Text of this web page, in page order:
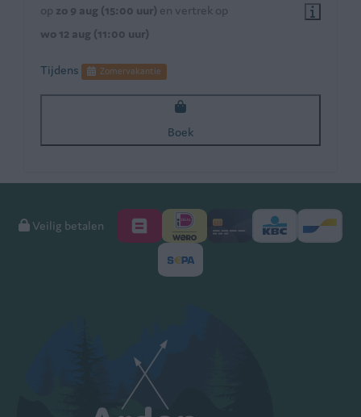
op zo 9 aug (15:00 uur) en vertrek op
wo 12 aug (11:00 uur)
Tijdens Zomervakantie
Boek
Veilig betalen